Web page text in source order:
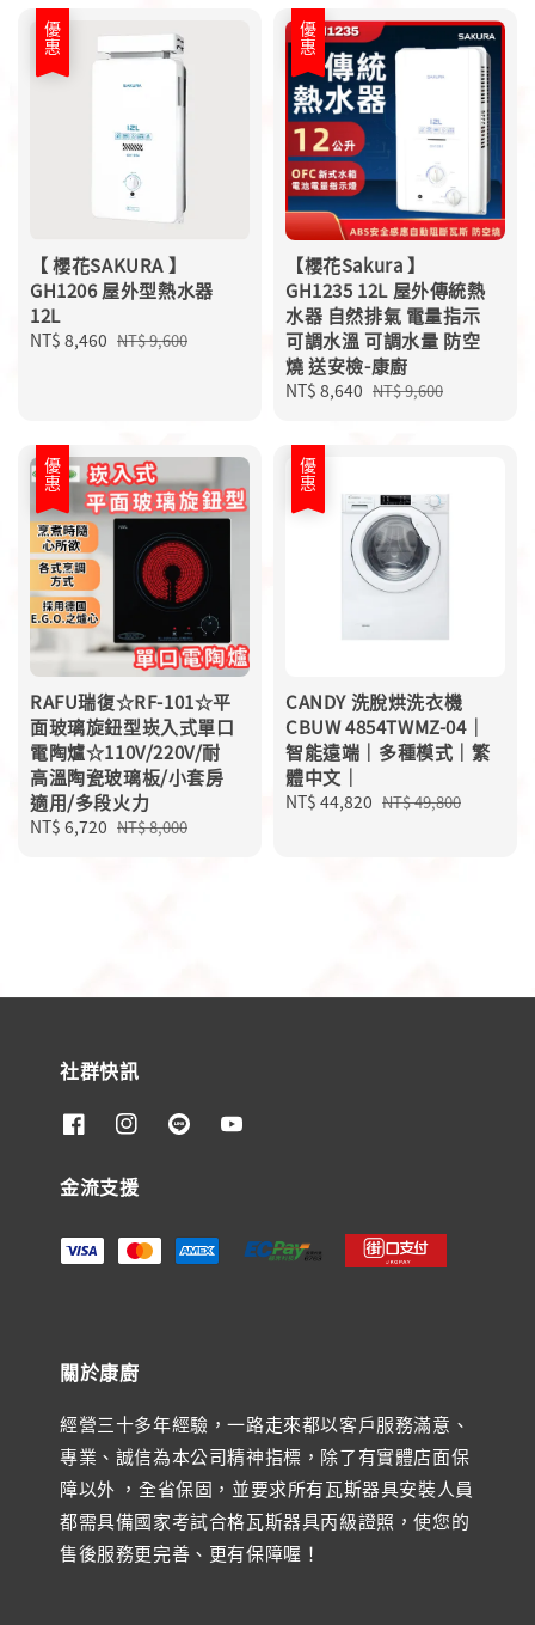
優惠
【 櫻花SAKURA 】
GH1206 屋外型熱水器
12L
Sale
NT$ 8,460 Regular
NT$ 9,600
優惠
【櫻花Sakura 】
GH1235 12L 屋外傳統熱
水器 自然排氣 電量指示
可調水溫 可調水量 防空
燒 送安檢-康廚
Sale
NT$ 8,640 Regular
NT$ 9,600
優惠
RAFU瑞復☆RF-101☆平
面玻璃旋鈕型崁入式單口
電陶爐☆110V/220V/耐
高溫陶瓷玻璃板/小套房
適用/多段火力
Sale
NT$ 6,720 Regular
NT$ 8,000
優惠
CANDY 洗脫烘洗衣機
CBUW 4854TWMZ-04｜
智能遠端｜多種模式｜繁
體中文｜
Sale
NT$ 44,820 Regular
NT$ 49,800
社群快訊
金流支援
關於康廚
經營三十多年經驗，一路走來都以客戶服務滿意、
專業、誠信為本公司精神指標，除了有實體店面保
障以外 ，全省保固，並要求所有瓦斯器具安裝人員
都需具備國家考試合格瓦斯器具丙級證照，使您的
售後服務更完善、更有保障喔！